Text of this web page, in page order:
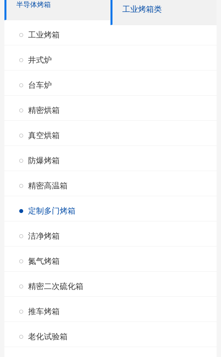
半导体烤箱
工业烤箱类
工业烤箱
井式炉
台车炉
精密烘箱
真空烘箱
防爆烤箱
精密高温箱
定制多门烤箱
洁净烤箱
氮气烤箱
精密二次硫化箱
推车烤箱
老化试验箱